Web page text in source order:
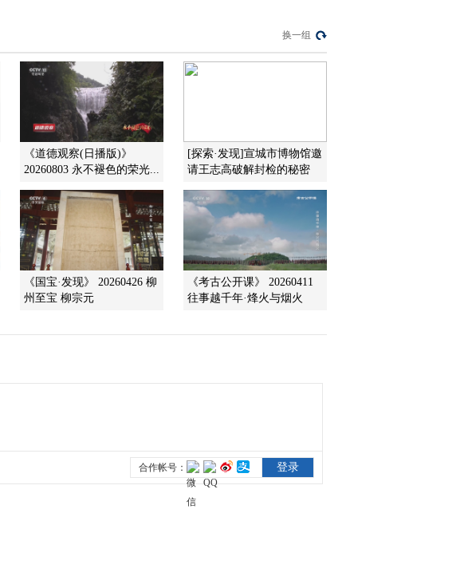
换一组
《道德观察(日播版)》
20260803 永不褪色的荣光...
[探索·发现]宣城市博物馆邀
请王志高破解封检的秘密
《国宝·发现》 20260426 柳
州至宝 柳宗元
《考古公开课》 20260411
往事越千年·烽火与烟火